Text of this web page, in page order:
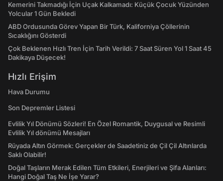
Kemerini Takmadığı İçin Uçak Kalkamadı: Küçük Çocuk Yüzünden
Yolcular 1 Gün Bekledi
ABD Ordusunda Görev Yapan Bir Türk, Kaliforniya Çöllerinin
Sıcaklığını Gösterdi
Çok Beklenen Hızlı Tren İçin Tarih Verildi: 7 Saat Süren Yol 1 Saat 45
Dakikaya Düşecek!
Hızlı Erişim
Hava Durumu
Son Depremler Listesi
Evlilik Yıl Dönümü Sözleri! En Özel Romantik, Duygusal ve Resimli
Evlilik Yıl dönümü Mesajları
Rüyada Altın Görmek: Gerçekler de Saadetiniz de Çil Çil Altınlarda
Saklı Olabilir!
Doğal Taşların Merak Edilen Tüm Etkileri, Enerjileri ve Şifa Alanları:
Hangi Doğal Taş Ne İşe Yarar?